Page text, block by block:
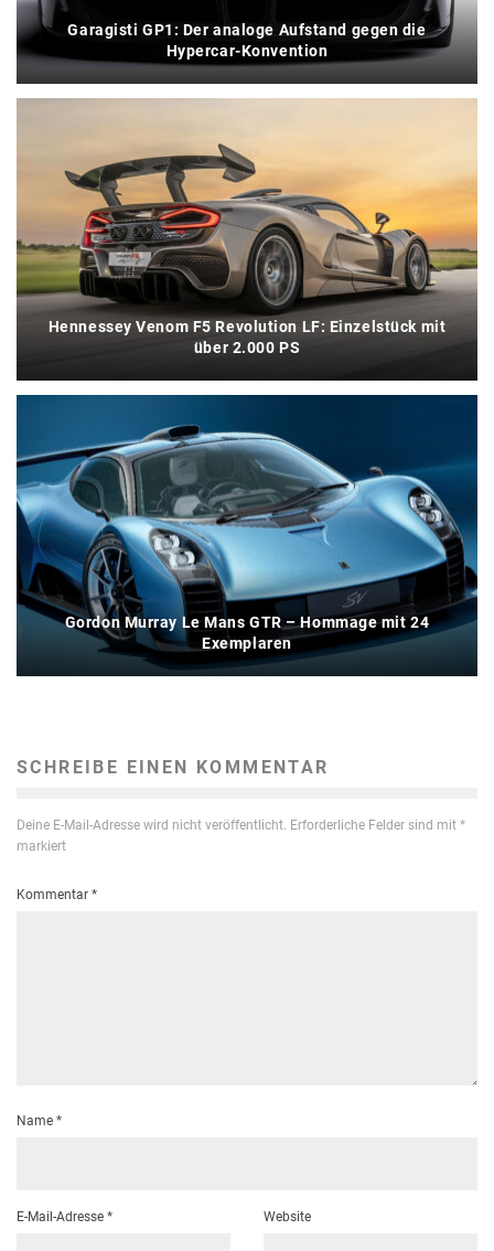
Garagisti GP1: Der analoge Aufstand gegen die
Hypercar-Konvention
Hennessey Venom F5 Revolution LF: Einzelstück mit
über 2.000 PS
Gordon Murray Le Mans GTR – Hommage mit 24
Exemplaren
SCHREIBE EINEN KOMMENTAR
Deine E-Mail-Adresse wird nicht veröffentlicht. Erforderliche Felder sind mit *
markiert
Kommentar *
Name *
E-Mail-Adresse * Website